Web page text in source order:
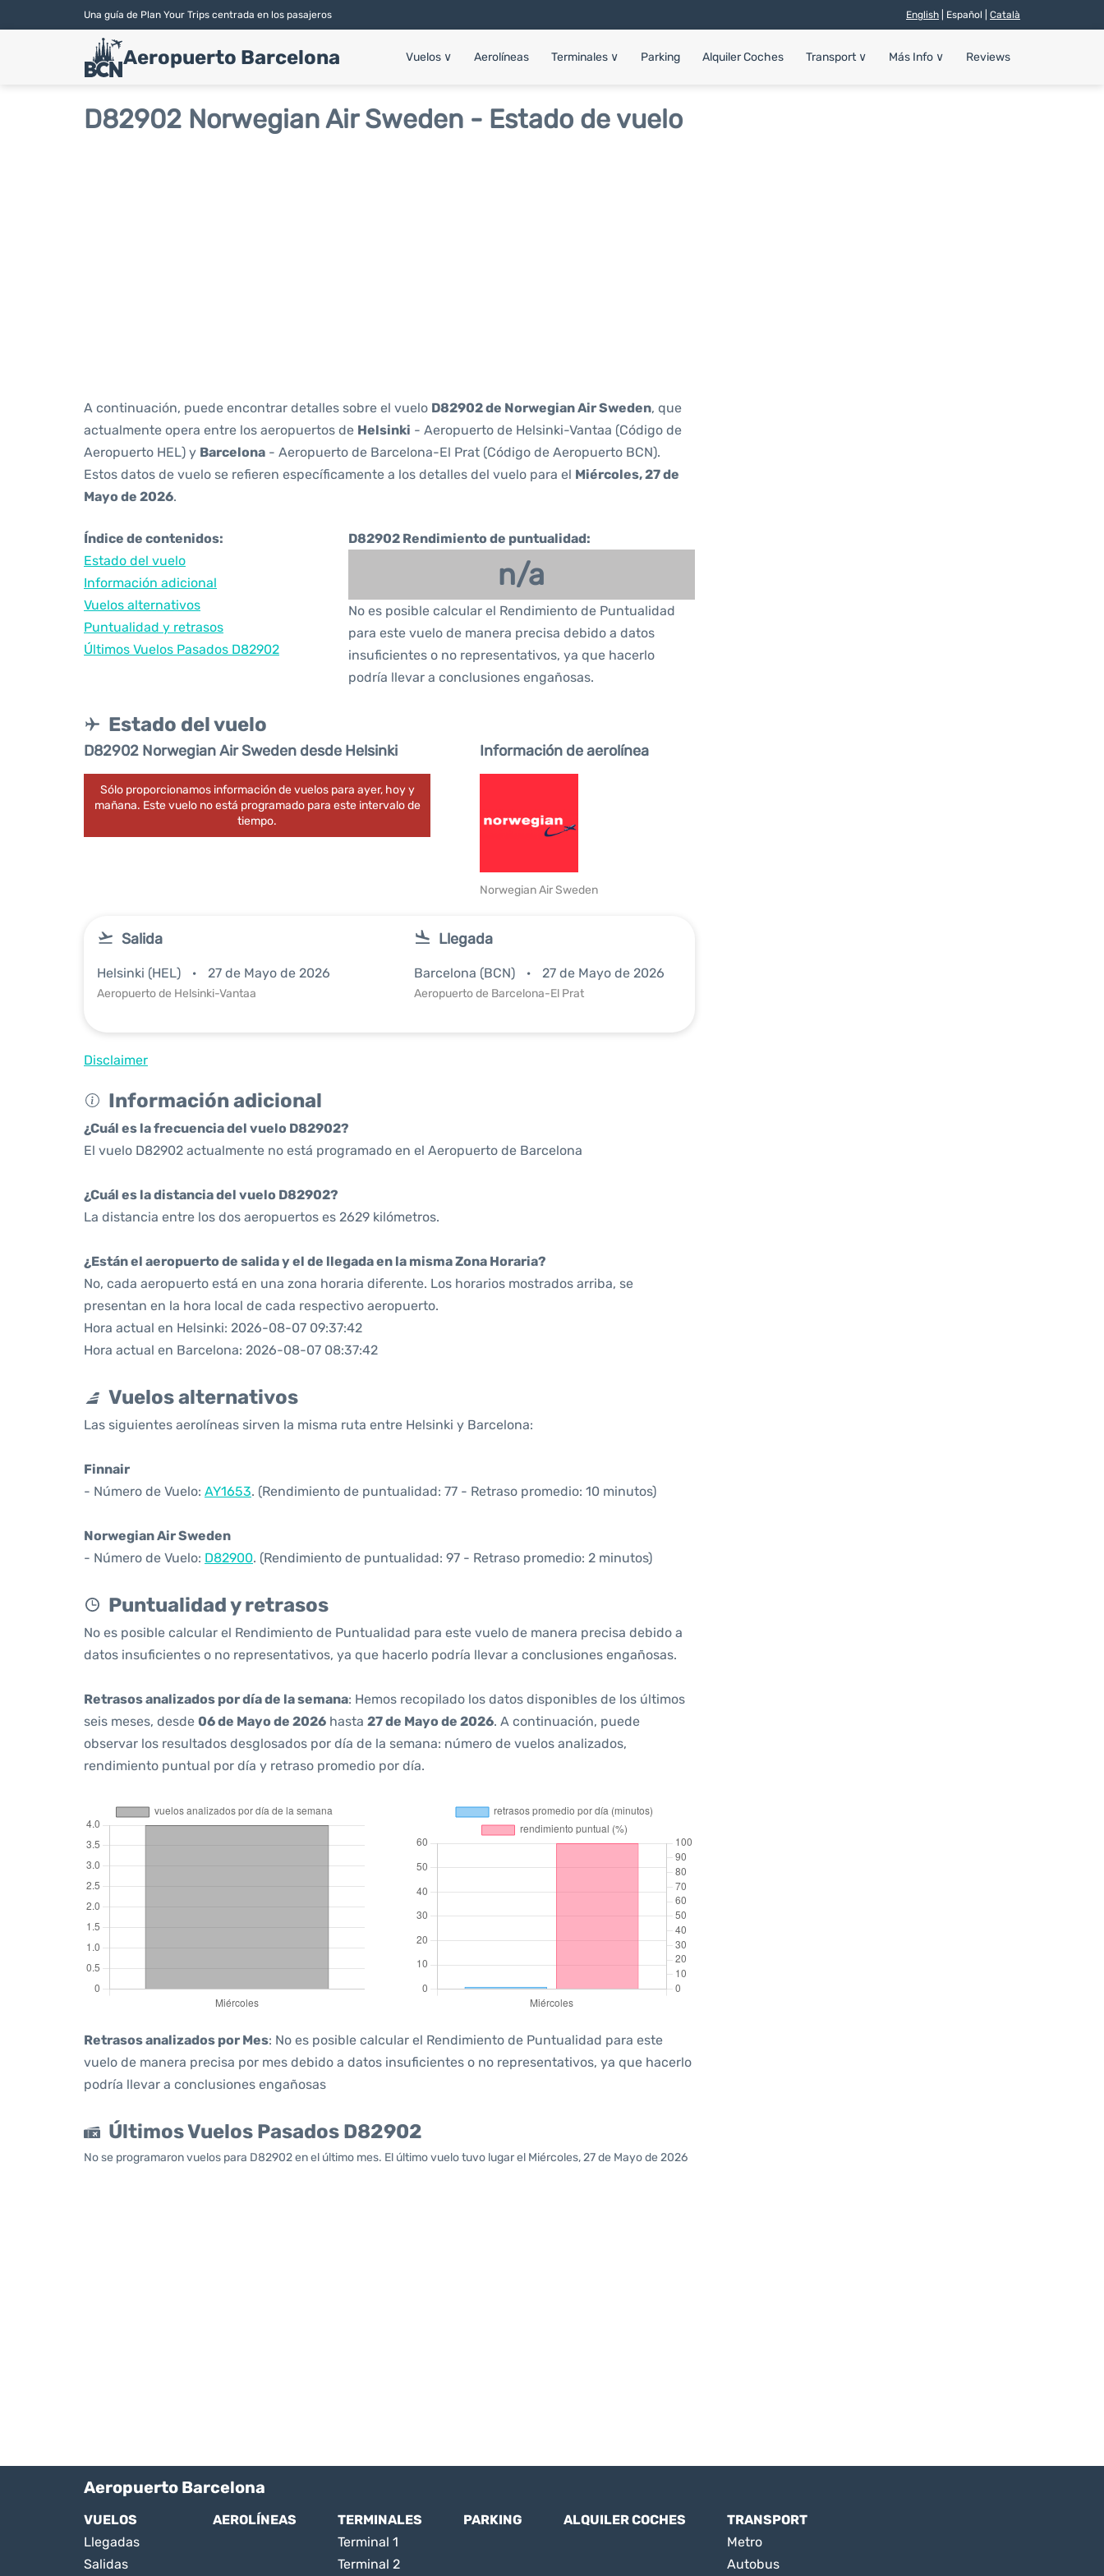
Una guía de Plan Your Trips centrada en los pasajeros English | Español | Català
Aeropuerto Barcelona Vuelos ∨ Aerolíneas Terminales ∨ Parking Alquiler Coches Transport ∨ Más Info ∨ Reviews
D82902 Norwegian Air Sweden - Estado de vuelo
A continuación, puede encontrar detalles sobre el vuelo D82902 de Norwegian Air Sweden, que
actualmente opera entre los aeropuertos de Helsinki - Aeropuerto de Helsinki-Vantaa (Código de
Aeropuerto HEL) y Barcelona - Aeropuerto de Barcelona-El Prat (Código de Aeropuerto BCN).
Estos datos de vuelo se refieren específicamente a los detalles del vuelo para el Miércoles, 27 de
Mayo de 2026.
Índice de contenidos:
Estado del vuelo
Información adicional
Vuelos alternativos
Puntualidad y retrasos
Últimos Vuelos Pasados D82902
D82902 Rendimiento de puntualidad:
n/a
No es posible calcular el Rendimiento de Puntualidad
para este vuelo de manera precisa debido a datos
insuficientes o no representativos, ya que hacerlo
podría llevar a conclusiones engañosas.
Estado del vuelo
D82902 Norwegian Air Sweden desde Helsinki
Sólo proporcionamos información de vuelos para ayer, hoy y
mañana. Este vuelo no está programado para este intervalo de
tiempo.
Información de aerolínea
Norwegian Air Sweden
Salida
Helsinki (HEL) 27 de Mayo de 2026
Aeropuerto de Helsinki-Vantaa
Llegada
Barcelona (BCN) 27 de Mayo de 2026
Aeropuerto de Barcelona-El Prat
Disclaimer
Información adicional
¿Cuál es la frecuencia del vuelo D82902?
El vuelo D82902 actualmente no está programado en el Aeropuerto de Barcelona
¿Cuál es la distancia del vuelo D82902?
La distancia entre los dos aeropuertos es 2629 kilómetros.
¿Están el aeropuerto de salida y el de llegada en la misma Zona Horaria?
No, cada aeropuerto está en una zona horaria diferente. Los horarios mostrados arriba, se
presentan en la hora local de cada respectivo aeropuerto.
Hora actual en Helsinki: 2026-08-07 09:37:42
Hora actual en Barcelona: 2026-08-07 08:37:42
Vuelos alternativos
Las siguientes aerolíneas sirven la misma ruta entre Helsinki y Barcelona:
Finnair
- Número de Vuelo: AY1653. (Rendimiento de puntualidad: 77 - Retraso promedio: 10 minutos)
Norwegian Air Sweden
- Número de Vuelo: D82900. (Rendimiento de puntualidad: 97 - Retraso promedio: 2 minutos)
Puntualidad y retrasos
No es posible calcular el Rendimiento de Puntualidad para este vuelo de manera precisa debido a
datos insuficientes o no representativos, ya que hacerlo podría llevar a conclusiones engañosas.
Retrasos analizados por día de la semana: Hemos recopilado los datos disponibles de los últimos
seis meses, desde 06 de Mayo de 2026 hasta 27 de Mayo de 2026. A continuación, puede
observar los resultados desglosados por día de la semana: número de vuelos analizados,
rendimiento puntual por día y retraso promedio por día.
Retrasos analizados por Mes: No es posible calcular el Rendimiento de Puntualidad para este
vuelo de manera precisa por mes debido a datos insuficientes o no representativos, ya que hacerlo
podría llevar a conclusiones engañosas
Últimos Vuelos Pasados D82902
No se programaron vuelos para D82902 en el último mes. El último vuelo tuvo lugar el Miércoles, 27 de Mayo de 2026
Aeropuerto Barcelona
VUELOS
Llegadas
Salidas
AEROLÍNEAS
TERMINALES
Terminal 1
Terminal 2
PARKING ALQUILER COCHES
TRANSPORT
Metro
Autobus